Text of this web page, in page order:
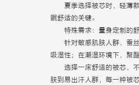
夏季选择被芯时，轻薄
眠舒适的关键。
特殊需求：量身定制的
针对敏感肌肤人群，蚕
吸湿性；在潮湿环境下，聚
选择一床舒适的被芯，
肤到易出汗人群，每一种被